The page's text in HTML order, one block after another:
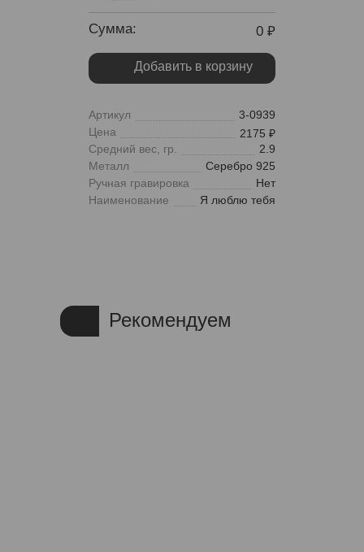
Сумма: 0
Добавить в корзину
Артикул
3-0939
Цена
2175
Средний вес, гр.
2.9
Металл
Серебро 925
Ручная гравировка
Нет
Наименование
Я люблю тебя
Рекомендуем